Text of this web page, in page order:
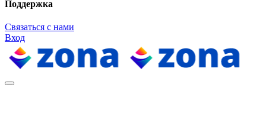
Поддержка
Связаться с нами
Вход